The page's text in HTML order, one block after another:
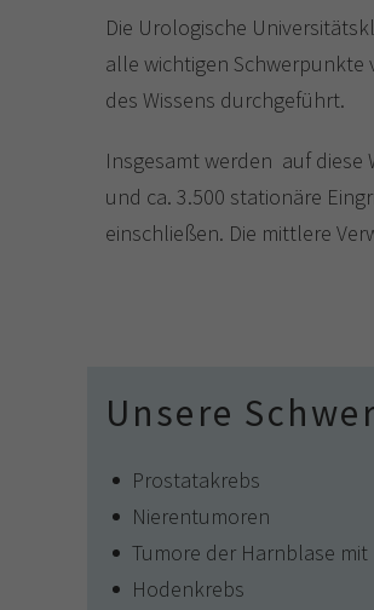
Die Urologische
alle wichtigen
des Wissens durchgeführt.
Insgesamt werden auf diese
und ca. 3.500 stationäre
einschließen. Die mittlere
Unsere
Prostatakrebs
Nierentumoren
Tumore der Harnblase
Hodenkrebs